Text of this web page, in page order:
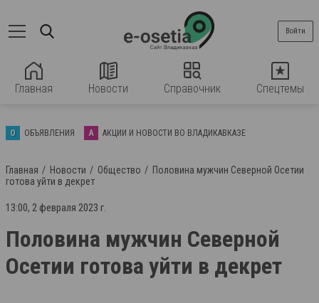
Главная Новости Справочник Спецтемы
Войти
О ОБЪЯВЛЕНИЯ А АКЦИИ И НОВОСТИ ВО ВЛАДИКАВКАЗЕ
Главная Новости Общество
Половина мужчин Северной Осетии
готова уйти в декрет
13:00, 2 февраля 2023 г.
Половина мужчин Северной
Осетии готова уйти в декрет